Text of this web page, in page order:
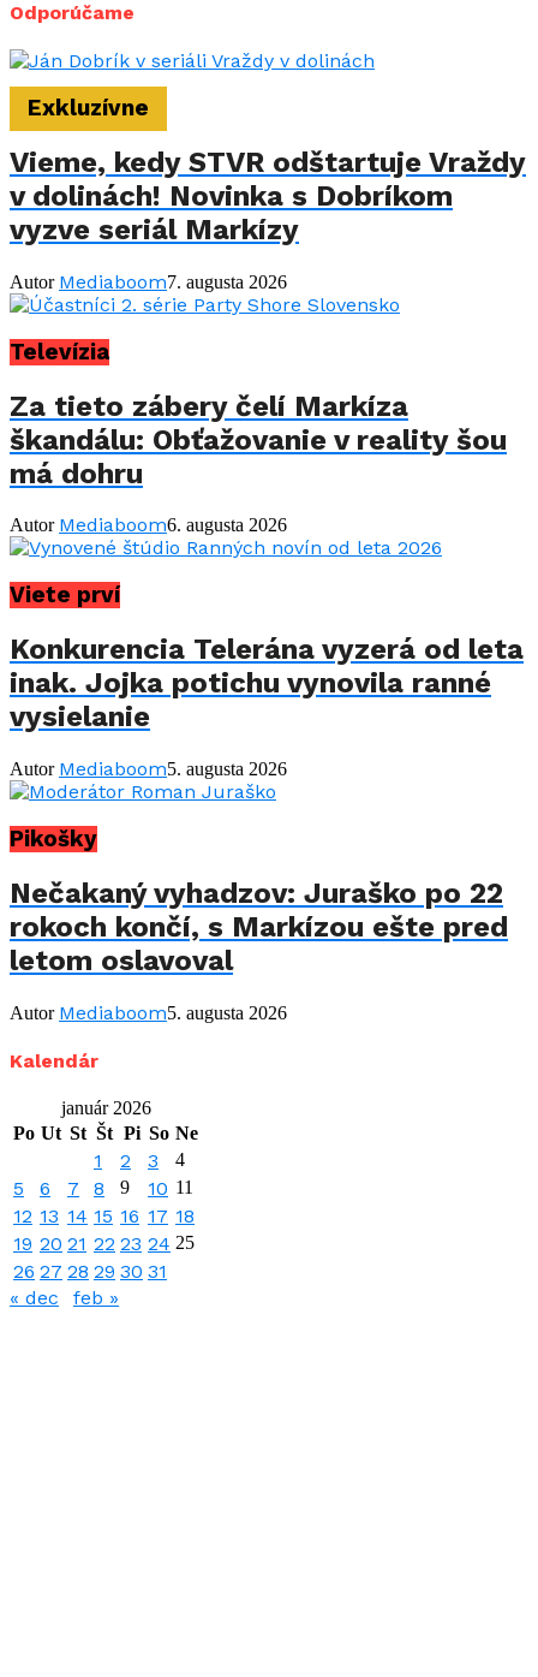
Odporúčame
Exkluzívne
Vieme, kedy STVR odštartuje Vraždy
v dolinách! Novinka s Dobríkom
vyzve seriál Markízy
Autor Mediaboom7. augusta 2026
Televízia
Za tieto zábery čelí Markíza
škandálu: Obťažovanie v reality šou
má dohru
Autor Mediaboom6. augusta 2026
Viete prví
Konkurencia Telerána vyzerá od leta
inak. Jojka potichu vynovila ranné
vysielanie
Autor Mediaboom5. augusta 2026
Pikošky
Nečakaný vyhadzov: Juraško po 22
rokoch končí, s Markízou ešte pred
letom oslavoval
Autor Mediaboom5. augusta 2026
Kalendár
január 2026
Po Ut St Št Pi So Ne
1 2 3 4
5 6 7 8 9 10 11
12 13 14 15 16 17 18
19 20 21 22 23 24 25
26 27 28 29 30 31
« dec
feb »